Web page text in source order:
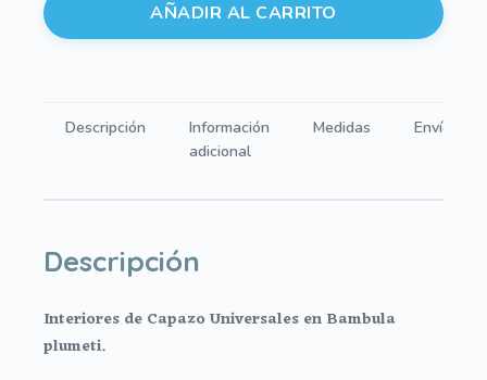
Capazo
Tostado
AÑADIR AL CARRITO
Descripción
Información
adicional
Medidas Envíos
Descripción
Interiores de Capazo Universales en Bambula
plumeti.